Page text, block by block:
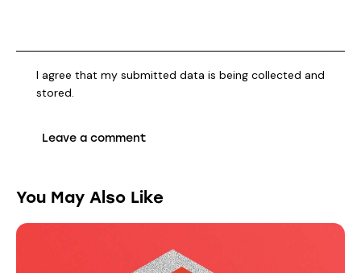
I agree that my submitted data is being collected and
stored.
You May Also Like